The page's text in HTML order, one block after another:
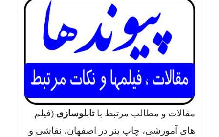
مقالات و مطالب مرتبط باتابلوسازی (فیلم
های آموزشی، چاپ بنر در اصفهان، نقاشی و